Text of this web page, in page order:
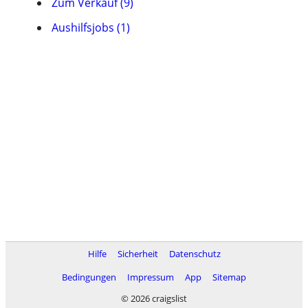
Aushilfsjobs (1)
Hilfe Sicherheit
Datenschutz
Bedingungen
Impressum App
Sitemap
© 2026 craigslist